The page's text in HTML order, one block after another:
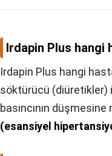
Irdapin Plus hangi
Irdapin Plus hangi
söktürücü (diüretikler)
basıncının düşmesine
(esansiyel